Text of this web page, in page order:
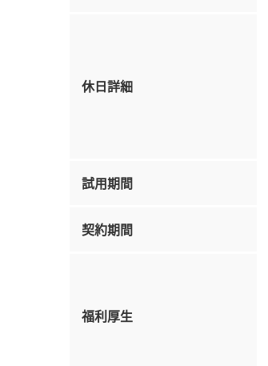
休日詳細
試用期間
契約期間
福利厚生